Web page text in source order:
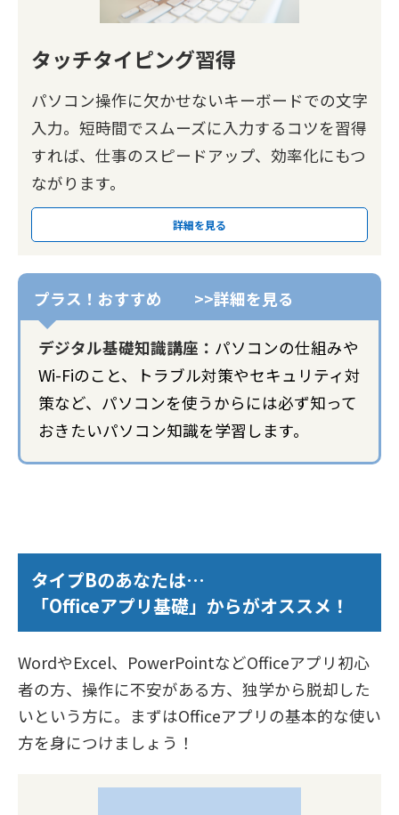
タッチタイピング習得
パソコン操作に欠かせないキーボードでの文字
入力。短時間でスムーズに入力するコツを習得
すれば、仕事のスピードアップ、効率化にもつ
ながります。
詳細を見る
デジタル基礎知識講座： パソコンの仕組みや
Wi-Fiのこと、トラブル対策やセキュリティ対
策など、パソコンを使うからには必ず知って
おきたいパソコン知識を学習します。
タイプBのあなたは…
「Officeアプリ基礎」からがオススメ！
WordやExcel、PowerPointなどOfficeアプリ初心
者の方、操作に不安がある方、独学から脱却した
いという方に。まずはOfficeアプリの基本的な使い
方を身につけましょう！